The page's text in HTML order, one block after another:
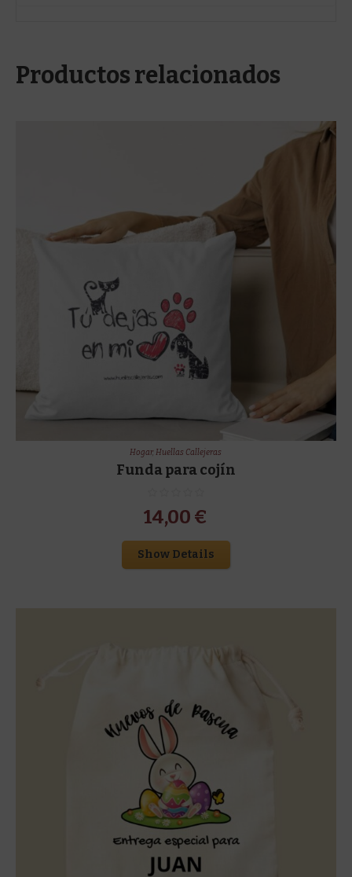
Productos relacionados
Hogar,Huellas Callejeras
Funda para cojín
14,00 €
Show Details